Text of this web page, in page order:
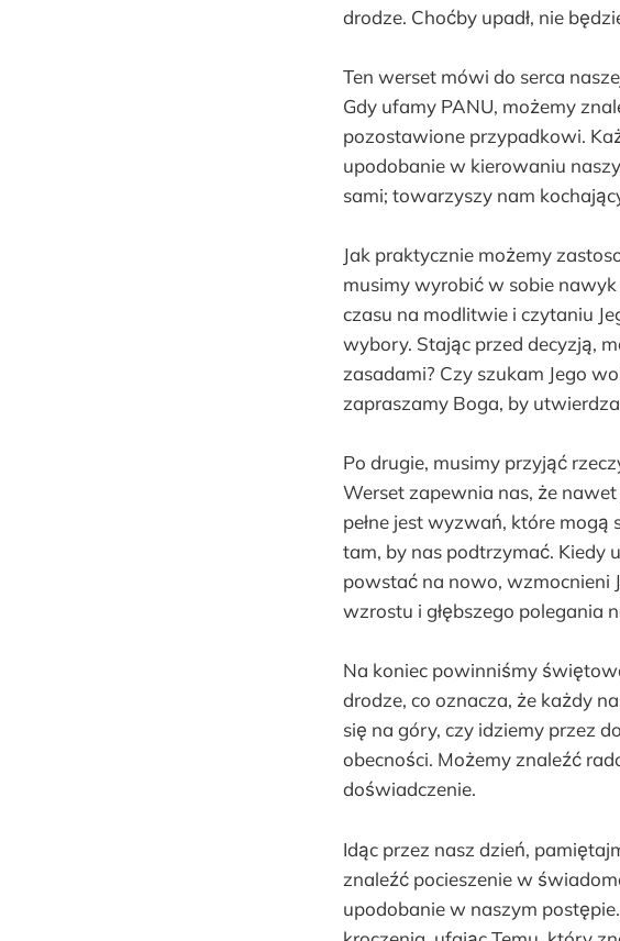
drodze. Choćby upadł, nie
Ten werset mówi do serca
Gdy ufamy PANU, możemy
pozostawione przypadkowi.
upodobanie w kierowaniu
sami; towarzyszy nam
Jak praktycznie możemy
musimy wyrobić w sobie
czasu na modlitwie i czytaniu
wybory. Stając przed decyzją,
zasadami? Czy szukam Jego
zapraszamy Boga, by
Po drugie, musimy przyjąć
Werset zapewnia nas, że
pełne jest wyzwań, które
tam, by nas podtrzymać. Kiedy
powstać na nowo, wzmocnieni
wzrostu i głębszego polegania
Na koniec powinniśmy
drodze, co oznacza, że każdy
się na góry, czy idziemy przez
obecności. Możemy znaleźć
doświadczenie.
Idąc przez nasz dzień,
znaleźć pocieszenie w
upodobanie w naszym